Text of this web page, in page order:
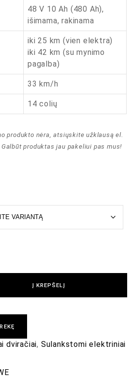
48 V 10 Ah (480 Ah),
išimama, rakinama
iki 25 km (vien elektra)
iki 42 km (su mynimo
pagalba)
33 km/h
14 colių
produkto nėra, atsiųskite užklausą el.
. Galbūt produktas jau pakeliui pas mus!
Į KREPŠELĮ
dviračiai, Sulankstomi elektriniai